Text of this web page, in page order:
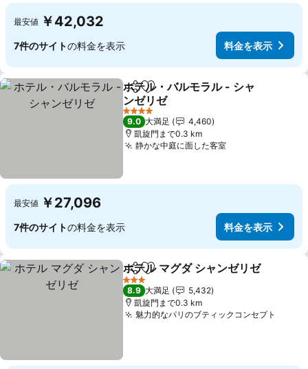
最安値 ￥42,032
7件のサイトの料金を表示 料金を表示
シェアお気に入りに追加
ホテル・バルモラル - シャ
ンゼリゼ
4 ホテルのランク
9.0 大満足
4,460
凱旋門まで0.3 km
静かな中庭に面した客室
最安値 ￥27,096
7件のサイトの料金を表示 料金を表示
シェアお気に入りに追加
ホテル マグダ シャンゼリゼ
3 ホテルのランク
8.9 大満足
5,432
凱旋門まで0.3 km
魅力的なパリのブティックコンセプト